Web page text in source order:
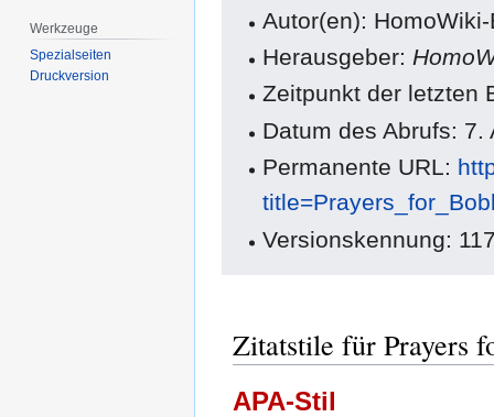
Autor(en):
Herausgeber:
Zeitpunkt der letzten
Datum des Abrufs:
Permanente URL:
Versionskennung:
Zitatstile für Prayers
APA-Stil
Werkzeuge
Spezialseiten
Druckversion